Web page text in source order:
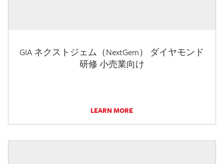
GIA ネクストジェム（NextGem） ダイヤモンド
研修 小売業向け
LEARN MORE